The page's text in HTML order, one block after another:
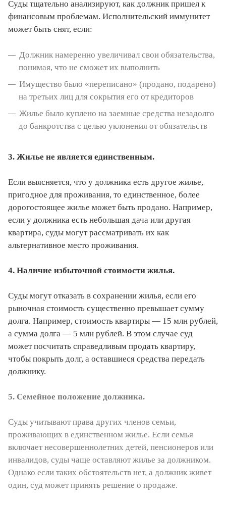
Суды тщательно анализируют, как должник пришел к
финансовым проблемам. Исполнительский иммунитет
может быть снят, если:
Должник намеренно увеличивал свои обязательства,
понимая, что не сможет их выполнить
Имущество было «переписано» (продано, подарено)
на третьих лиц для сокрытия его от кредиторов
Жилье было куплено на заемные средства незадолго
до банкротства с целью уклонения от обязательств
3. Жилье не является единственным.
Если выясняется, что у должника есть другое жилье,
пригодное для проживания, то единственное, более
дорогостоящее жилье может быть продано. Например,
если у должника есть небольшая дача или другая
квартира, суды могут рассматривать их как
альтернативное место проживания.
4. Наличие избыточной стоимости жилья.
Суды могут отказать в сохранении жилья, если его
рыночная стоимость существенно превышает сумму
долга. Например, стоимость квартиры — 15 млн рублей,
а сумма долга — 5 млн рублей. В этом случае суд
может посчитать справедливым продать квартиру,
чтобы покрыть долг, а оставшиеся средства передать
должнику.
5. Семейное положение должника.
Суды учитывают права других членов семьи,
проживающих в единственном жилье. Если семья
включает несовершеннолетних детей, пенсионеров или
инвалидов, суды чаще оставляют жилье за должником.
Однако если таких обстоятельств нет, а должник живет
один, суд может принять решение о продаже.